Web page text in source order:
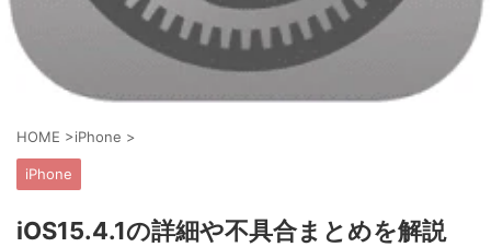
HOME >iPhone >
iPhone
iOS15.4.1の詳細や不具合まとめを解説